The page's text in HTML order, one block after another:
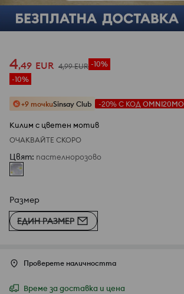
4,49 EUR 4,99 EUR -10%
-10%
+9 точкиSinsay Club -20% С КОД
Килим с цветен мотив
ОЧАКВАЙТЕ СКОРО
Цвят: пастелнорозово
Размер
ЕДИН РАЗМЕР
Проверете наличността
Време за доставка и цена